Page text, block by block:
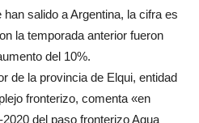
salido a Argentina, la cifra es
la temporada anterior fueron
del 10%.
de la provincia de Elqui, entidad
fronterizo, comenta «en
del paso fronterizo Agua